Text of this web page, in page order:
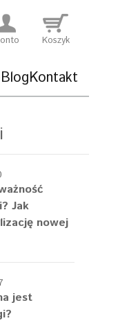
Koszyk
BlogKontakt
Jak
nowej
jest